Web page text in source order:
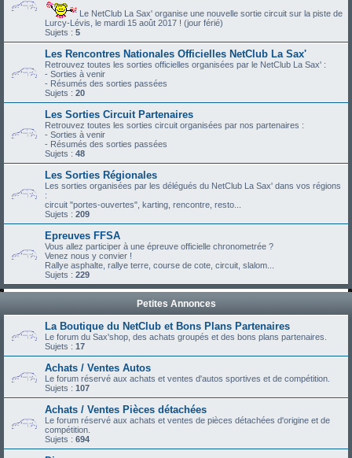
Le NetClub La Sax' organise une nouvelle sortie circuit sur la piste de
Lurcy-Lévis, le mardi 15 août 2017 ! (jour férié)
Sujets : 5
Les Rencontres Nationales Officielles NetClub La Sax'
Retrouvez toutes les sorties officielles organisées par le NetClub La Sax' :
- Sorties à venir
- Résumés des sorties passées
Sujets : 20
Les Sorties Circuit Partenaires
Retrouvez toutes les sorties circuit organisées par nos partenaires :
- Sorties à venir
- Résumés des sorties passées
Sujets : 48
Les Sorties Régionales
Les sorties organisées par les délégués du NetClub La Sax' dans vos régions
:
circuit "portes-ouvertes", karting, rencontre, resto...
Sujets : 209
Epreuves FFSA
Vous allez participer à une épreuve officielle chronometrée ?
Venez nous y convier !
Rallye asphalte, rallye terre, course de cote, circuit, slalom...
Sujets : 229
Petites Annonces
La Boutique du NetClub et Bons Plans Partenaires
Le forum du Sax'shop, des achats groupés et des bons plans partenaires.
Sujets : 17
Achats / Ventes Autos
Le forum réservé aux achats et ventes d'autos sportives et de compétition.
Sujets : 107
Achats / Ventes Pièces détachées
Le forum réservé aux achats et ventes de pièces détachées d'origine et de
compétition.
Sujets : 694